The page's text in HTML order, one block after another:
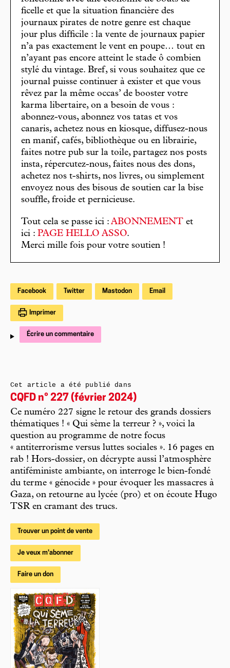
ficelle et que la situation financière des
journaux pirates de notre genre est chaque
jour plus difficile : la vente de journaux papier
n’a pas exactement le vent en poupe… tout en
n’ayant pas encore atteint le stade ô combien
stylé du vintage. Bref, si vous souhaitez que ce
journal puisse continuer à exister et que vous
rêvez par la même occas’ de booster votre
karma libertaire, on a besoin de vous :
abonnez-vous, abonnez vos tatas et vos
canaris, achetez nous en kiosque, diffusez-nous
en manif, cafés, bibliothèque ou en librairie,
faites notre pub sur la toile, partagez nos posts
insta, répercutez-nous, faites nous des dons,
achetez nos t-shirts, nos livres, ou simplement
envoyez nous des bisous de soutien car la bise
souffle, froide et pernicieuse.
Tout cela se passe ici : ABONNEMENT et
ici : PAGE HELLO ASSO.
Merci mille fois pour votre soutien !
Facebook Twitter Mastodon Email
Imprimer
Écrire un commentaire
Cet article a été publié dans
CQFD n° 227 (février 2024)
Ce numéro 227 signe le retour des grands dossiers
thématiques ! « Qui sème la terreur ? », voici la
question au programme de notre focus
« antiterrorisme versus luttes sociales ». 16 pages en
rab ! Hors-dossier, on décrypte aussi l’atmosphère
antiféministe ambiante, on interroge le bien-fondé
du terme « génocide » pour évoquer les massacres à
Gaza, on retourne au lycée (pro) et on écoute Hugo
TSR en cramant des trucs.
Trouver un point de vente
Je veux m'abonner
Faire un don